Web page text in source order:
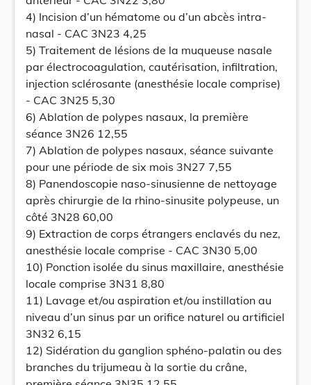
4) Incision d’un hématome ou d’un abcès intra-
nasal - CAC 3N23 4,25
5) Traitement de lésions de la muqueuse nasale
par électrocoagulation, cautérisation, infiltration,
injection sclérosante (anesthésie locale comprise)
- CAC 3N25 5,30
6) Ablation de polypes nasaux, la première
séance 3N26 12,55
7) Ablation de polypes nasaux, séance suivante
pour une période de six mois 3N27 7,55
8) Panendoscopie naso-sinusienne de nettoyage
après chirurgie de la rhino-sinusite polypeuse, un
côté 3N28 60,00
9) Extraction de corps étrangers enclavés du nez,
anesthésie locale comprise - CAC 3N30 5,00
10) Ponction isolée du sinus maxillaire, anesthésie
locale comprise 3N31 8,80
11) Lavage et/ou aspiration et/ou instillation au
niveau d’un sinus par un orifice naturel ou artificiel
3N32 6,15
12) Sidération du ganglion sphéno-palatin ou des
branches du trijumeau à la sortie du crâne,